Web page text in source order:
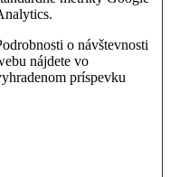
o návštevnosti
nájdete vo
príspevku